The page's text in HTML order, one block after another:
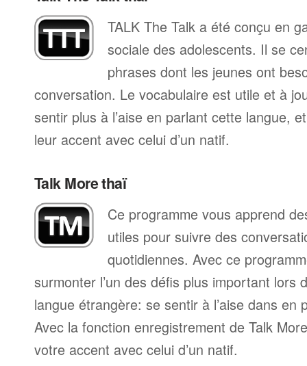
TALK The Talk a été conçu en
sociale des adolescents. Il se
phrases dont les jeunes ont
conversation. Le vocabulaire est utile et à
sentir plus à l’aise en parlant cette langue,
leur accent avec celui d’un natif.
Talk More thaï
Ce programme vous apprend
utiles pour suivre des
quotidiennes. Avec ce
surmonter l’un des défis plus important lors
langue étrangère: se sentir à l’aise dans en
Avec la fonction enregistrement de Talk
votre accent avec celui d’un natif.